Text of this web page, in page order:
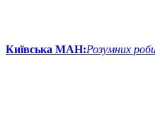
Київська МАН:Розумних